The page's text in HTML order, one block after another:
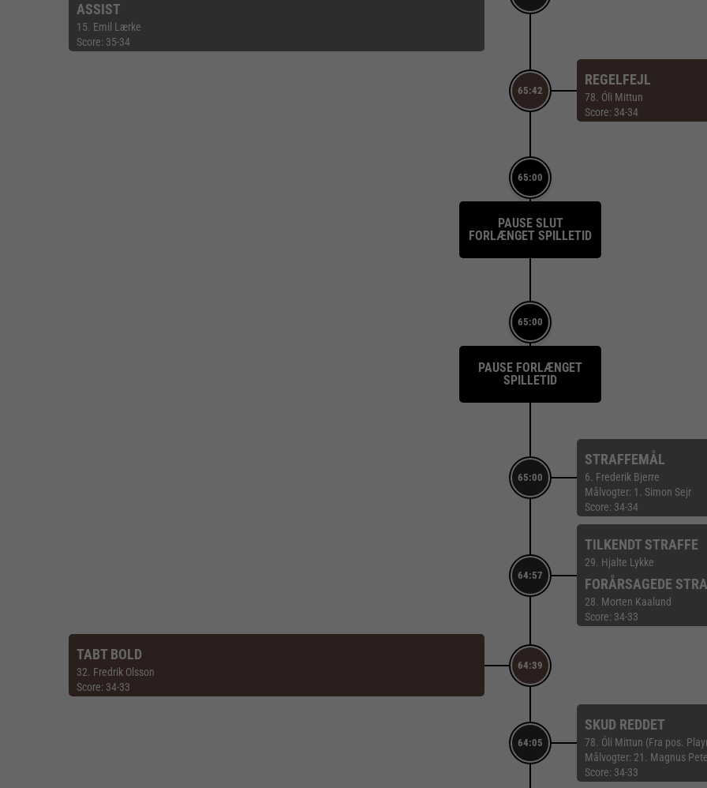
ASSIST
15. Emil Lærke
Score: 35-34
65:42
REGELFEJL
78. Óli Mittun
Score: 34-34
65:00
PAUSE SLUT
FORLÆNGET SPILLETID
65:00
PAUSE FORLÆNGET
SPILLETID
65:00
STRAFFEMÅL
6. Frederik Bjerre
Målvogter: 1. Simon Sejr
Score: 34-34
64:57
TILKENDT STRAFFE
29. Hjalte Lykke
FORÅRSAGEDE
28. Morten Kaalund
Score: 34-33
64:39
TABT BOLD
32. Fredrik Olsson
Score: 34-33
64:05
SKUD REDDET
78. Óli Mittun (Fra pos.
Målvogter: 21. Magnus
Score: 34-33